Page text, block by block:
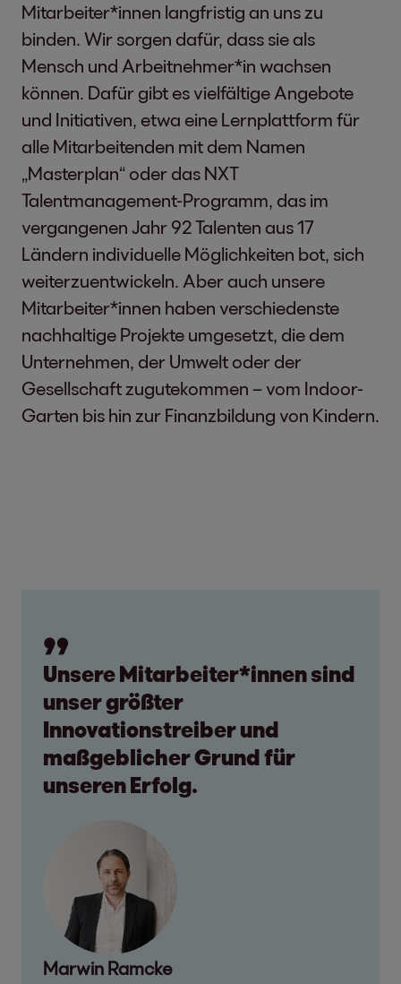
Mitarbeiter*innen langfristig an uns zu
binden. Wir sorgen dafür, dass sie als
Mensch und Arbeitnehmer*in wachsen
können. Dafür gibt es vielfältige Angebote
und Initiativen, etwa eine Lernplattform für
alle Mitarbeitenden mit dem Namen
„Masterplan“ oder das NXT
Talentmanagement-Programm, das im
vergangenen Jahr 92 Talenten aus 17
Ländern individuelle Möglichkeiten bot, sich
weiterzuentwickeln. Aber auch unsere
Mitarbeiter*innen haben verschiedenste
nachhaltige Projekte umgesetzt, die dem
Unternehmen, der Umwelt oder der
Gesellschaft zugutekommen – vom Indoor-
Garten bis hin zur Finanzbildung von Kindern.
Unsere Mitarbeiter*innen sind
unser größter
Innovationstreiber und
maßgeblicher Grund für
unseren Erfolg.
Marwin Ramcke